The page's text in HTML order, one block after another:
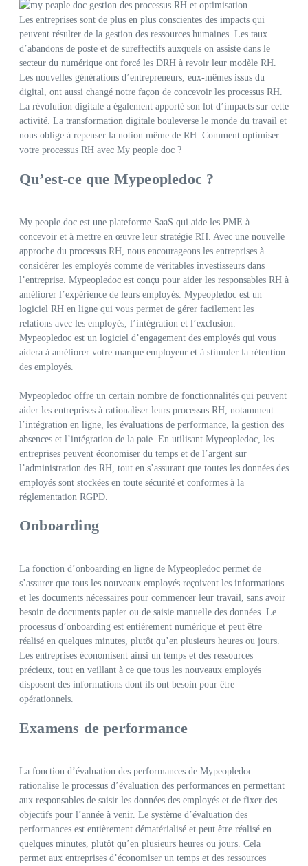
Les entreprises sont de plus en plus conscientes des impacts qui
peuvent résulter de la gestion des ressources humaines. Les taux
d’abandons de poste et de sureffectifs auxquels on assiste dans le
secteur du numérique ont forcé les DRH à revoir leur modèle RH.
Les nouvelles générations d’entrepreneurs, eux-mêmes issus du
digital, ont aussi changé notre façon de concevoir les processus RH.
La révolution digitale a également apporté son lot d’impacts sur cette
activité. La transformation digitale bouleverse le monde du travail et
nous oblige à repenser la notion même de RH. Comment optimiser
votre processus RH avec My people doc ?
Qu’est-ce que Mypeopledoc ?
My people doc est une plateforme SaaS qui aide les PME à
concevoir et à mettre en œuvre leur stratégie RH. Avec une nouvelle
approche du processus RH, nous encourageons les entreprises à
considérer les employés comme de véritables investisseurs dans
l’entreprise. Mypeopledoc est conçu pour aider les responsables RH à
améliorer l’expérience de leurs employés. Mypeopledoc est un
logiciel RH en ligne qui vous permet de gérer facilement les
relations avec les employés, l’intégration et l’exclusion.
Mypeopledoc est un logiciel d’engagement des employés qui vous
aidera à améliorer votre marque employeur et à stimuler la rétention
des employés.
Mypeopledoc offre un certain nombre de fonctionnalités qui peuvent
aider les entreprises à rationaliser leurs processus RH, notamment
l’intégration en ligne, les évaluations de performance, la gestion des
absences et l’intégration de la paie. En utilisant Mypeopledoc, les
entreprises peuvent économiser du temps et de l’argent sur
l’administration des RH, tout en s’assurant que toutes les données des
employés sont stockées en toute sécurité et conformes à la
réglementation RGPD.
Onboarding
La fonction d’onboarding en ligne de Mypeopledoc permet de
s’assurer que tous les nouveaux employés reçoivent les informations
et les documents nécessaires pour commencer leur travail, sans avoir
besoin de documents papier ou de saisie manuelle des données. Le
processus d’onboarding est entièrement numérique et peut être
réalisé en quelques minutes, plutôt qu’en plusieurs heures ou jours.
Les entreprises économisent ainsi un temps et des ressources
précieux, tout en veillant à ce que tous les nouveaux employés
disposent des informations dont ils ont besoin pour être
opérationnels.
Examens de performance
La fonction d’évaluation des performances de Mypeopledoc
rationalise le processus d’évaluation des performances en permettant
aux responsables de saisir les données des employés et de fixer des
objectifs pour l’année à venir. Le système d’évaluation des
performances est entièrement dématérialisé et peut être réalisé en
quelques minutes, plutôt qu’en plusieurs heures ou jours. Cela
permet aux entreprises d’économiser un temps et des ressources